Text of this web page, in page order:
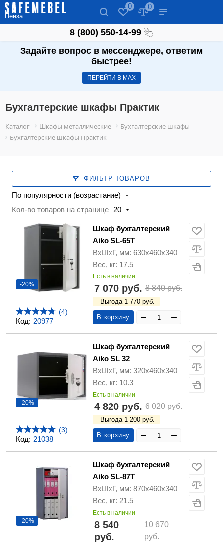
Пенза
0 0
8 (800) 550-14-99
Задайте вопрос в мессенджере, ответим
быстрее!
ПЕРЕЙТИ В МАХ
Бухгалтерские шкафы Практик
Каталог Шкафы металлические
Бухгалтерские шкафы
Бухгалтерские шкафы Практик
ФИЛЬТР ТОВАРОВ
По популярности (возрастание)
Кол-во товаров на странице
20
Код: 20977
-20%
(4)
Шкаф бухгалтерский
Aiko SL-65T
ВхШхГ, мм: 630х460х340
Вес, кг: 17.5
Есть в наличии
7 070 руб. 8 840 руб.
Выгода 1 770 руб.
В корзину
Код: 21038
-20%
(3)
Шкаф бухгалтерский
Aiko SL 32
ВхШхГ, мм: 320х460х340
Вес, кг: 10.3
Есть в наличии
4 820 руб. 6 020 руб.
Выгода 1 200 руб.
В корзину
-20%
Шкаф бухгалтерский
Aiko SL-87T
ВхШхГ, мм: 870х460х340
Вес, кг: 21.5
Есть в наличии
8 540
руб.
10 670
руб.